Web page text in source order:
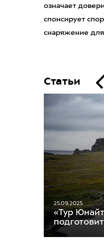
означает
спонсирует
снаряжение
Статьи
25.09.2025
«Тур